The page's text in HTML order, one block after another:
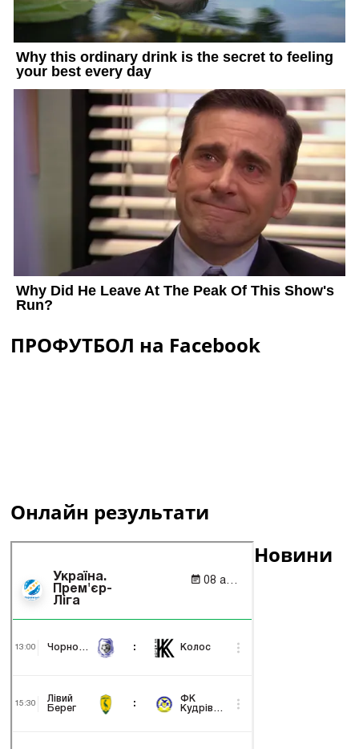
ПРОФУТБОЛ на Facebook
Онлайн результати
Новини